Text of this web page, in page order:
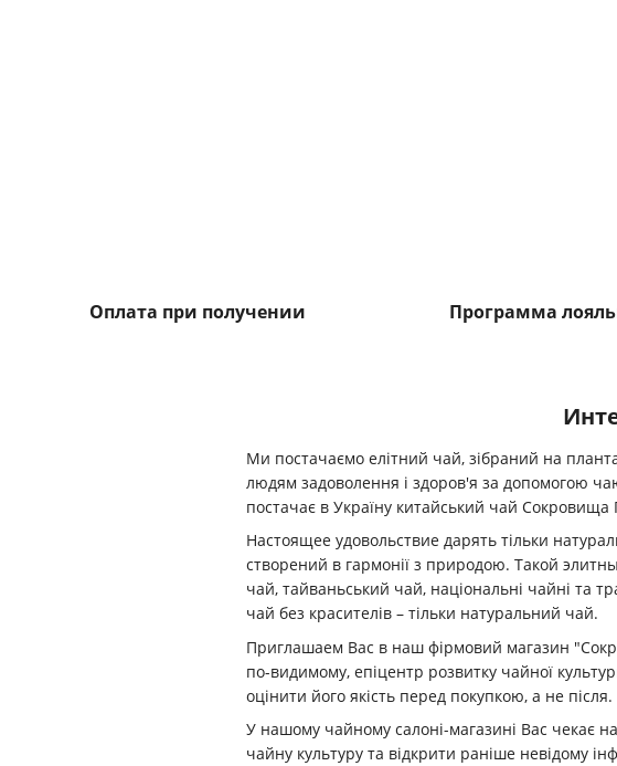
Оплата при получении Программа
Ми постачаємо елітний чай, зібраний на
людям задоволення і здоров'я за допомогою
постачає в Україну китайський чай Сокровища
Настоящее удовольствие дарять тільки
створений в гармонії з природою. Такой
чай, тайваньський чай, національні чайні та
чай без красителів – тільки натуральний чай.
Приглашаем Вас в наш фірмовий магазин
по-видимому, епіцентр розвитку чайної
оцінити його якість перед покупкою, а не після.
У нашому чайному салоні-магазині Вас чекає
чайну культуру та відкрити раніше невідому